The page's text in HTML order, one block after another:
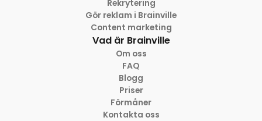
Rekrytering
Gör reklam i Brainville
Content marketing
Vad är Brainville
Om oss
FAQ
Blogg
Priser
Förmåner
Kontakta oss